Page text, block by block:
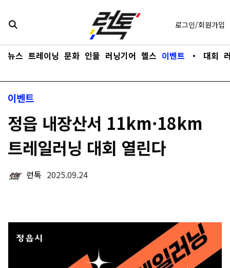
바로가기
뉴스 트레이닝 문화 인물 러닝기어 헬스 이벤트 ・ 대회
로그인/회원가입
이벤트
정읍 내장산서 11km·18km
트레일러닝 대회 열린다
런톡 2025.09.24